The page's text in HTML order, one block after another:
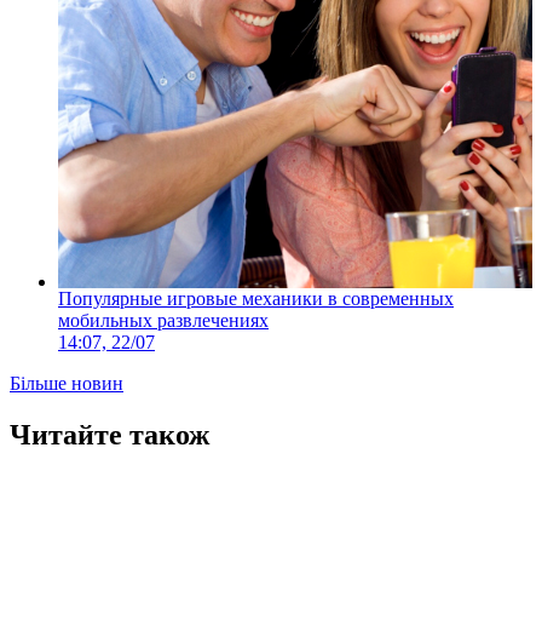
Популярные игровые механики в современных
мобильных развлечениях
14:07, 22/07
Більше новин
Читайте також